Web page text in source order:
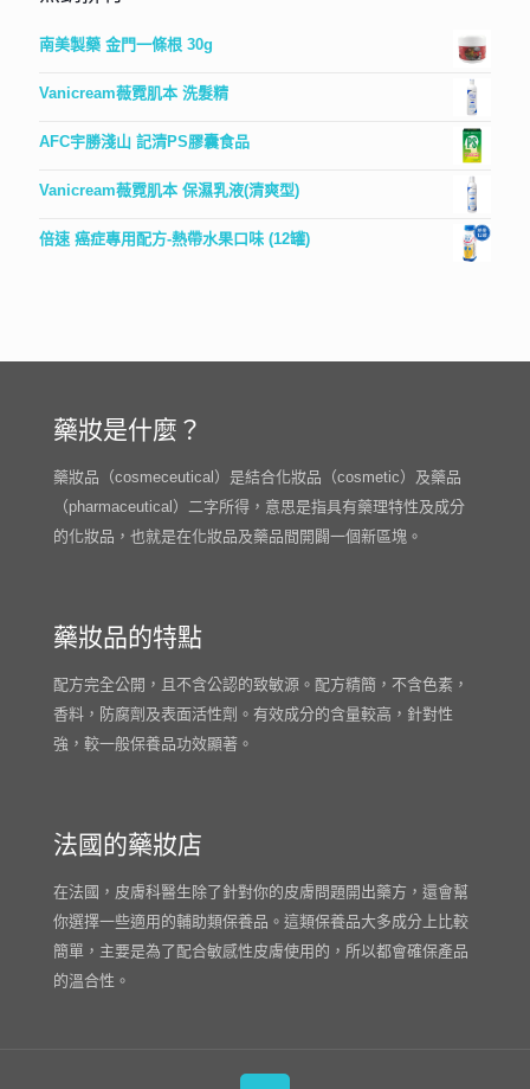
南美製藥 金門一條根 30g
Vanicream薇霓肌本 洗髮精
AFC宇勝淺山 記清PS膠囊食品
Vanicream薇霓肌本 保濕乳液(清爽型)
倍速 癌症專用配方-熱帶水果口味 (12罐)
藥妝是什麼？
藥妝品（cosmeceutical）是結合化妝品（cosmetic）及藥品
（pharmaceutical）二字所得，意思是指具有藥理特性及成分
的化妝品，也就是在化妝品及藥品間開闢一個新區塊。
藥妝品的特點
配方完全公開，且不含公認的致敏源。配方精簡，不含色素，
香料，防腐劑及表面活性劑。有效成分的含量較高，針對性
強，較一般保養品功效顯著。
法國的藥妝店
在法國，皮膚科醫生除了針對你的皮膚問題開出藥方，還會幫
你選擇一些適用的輔助類保養品。這類保養品大多成分上比較
簡單，主要是為了配合敏感性皮膚使用的，所以都會確保產品
的溫合性。